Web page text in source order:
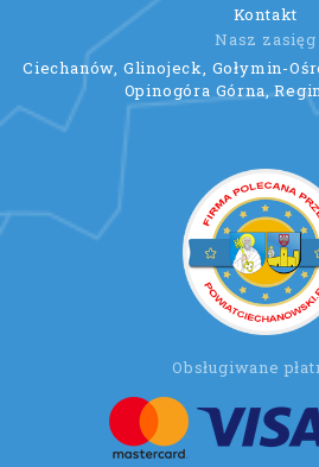
Kontakt
Nasz zasięg
Ciechanów, Glinojeck, Gołymin-
Opinogóra Górna,
Obsługiwane